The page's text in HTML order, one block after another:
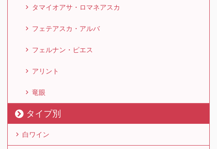
タマイオアサ・ロマネアスカ
フェテアスカ・アルバ
フェルナン・ピエス
アリント
竜眼
タイプ別
白ワイン